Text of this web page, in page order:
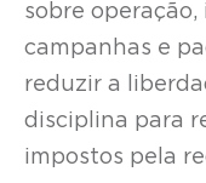
sobre
campanhas e
reduzir a
disciplina para
impostos pela